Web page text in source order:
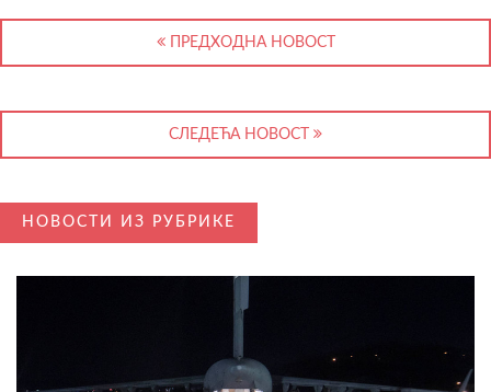
ПРЕДХОДНА НОВОСТ
СЛЕДЕЋА НОВОСТ
НОВОСТИ ИЗ РУБРИКЕ